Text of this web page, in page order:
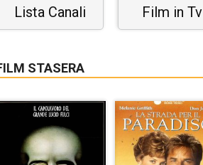
Lista Canali Film in Tv
STASERA